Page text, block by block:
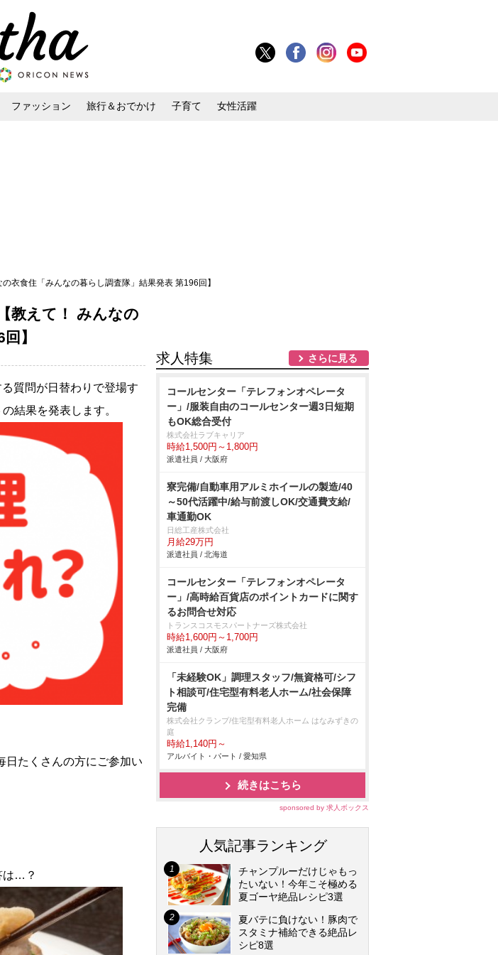
ファッション 旅行＆おでかけ 子育て 女性活躍
衣食住「みんなの暮らし調査隊」結果発表 第196回】
教えて！ みんなの
】
質問が日替わりで登場す
結果を発表します。
日たくさんの方にご参加い
は…？
求人特集 さらに見る
コールセンター「テレフォンオペレータ
ー」/服装自由のコールセンター週3日短期
もOK総合受付
株式会社ラブキャリア
時給1,500円～1,800円
派遣社員 / 大阪府
寮完備/自動車用アルミホイールの製造/40
～50代活躍中/給与前渡しOK/交通費支給/
車通勤OK
日総工産株式会社
月給29万円
派遣社員 / 北海道
コールセンター「テレフォンオペレータ
ー」/高時給百貨店のポイントカードに関す
るお問合せ対応
トランスコスモスパートナーズ株式会社
時給1,600円～1,700円
派遣社員 / 大阪府
「未経験OK」調理スタッフ/無資格可/シフ
ト相談可/住宅型有料老人ホーム/社会保障
完備
株式会社クランプ/住宅型有料老人ホーム はなみずきの
庭
時給1,140円～
アルバイト・パート / 愛知県
続きはこちら
sponsored by 求人ボックス
人気記事ランキング
チャンプルーだけじゃもっ
たいない！今年こそ極める
夏ゴーヤ絶品レシピ3選
夏バテに負けない！豚肉で
スタミナ補給できる絶品レ
シピ8選